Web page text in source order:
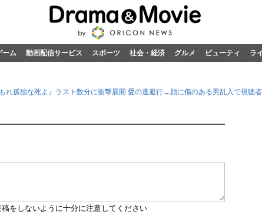
ーム 動画配信サービス スポーツ 社会・経済 グルメ ビューティ ラ
もれ孤独な死よ』ラスト数分に衝撃展開 愛の逃避行→顔に傷のある男乱入で視聴者